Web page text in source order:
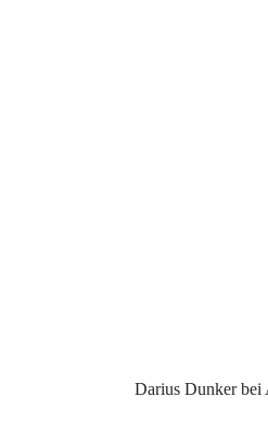
Darius Dunker bei